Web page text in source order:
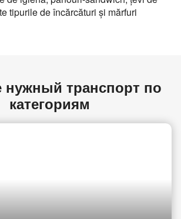
tipurile de încărcături şi mărfuri
нужный транспорт по
категориям